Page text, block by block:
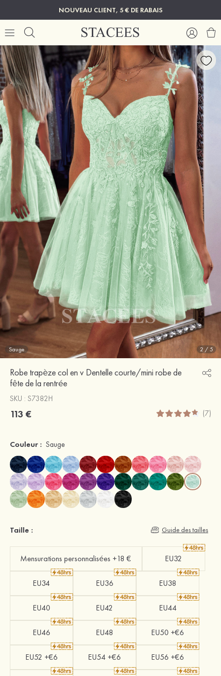
NOUVEAU CLIENT, 5 € DE RABAIS
Sauge 2 /5
Robe trapèze col en v Dentelle courte/mini robe de
fête de la rentrée
SKU : S7382H
113 € (7)
Couleur : Sauge
Taille : Guide des tailles
Mensurations personnalisées +18 € EU32
EU34 EU36 EU38
EU40 EU42 EU44
EU46 EU48 EU50 +€6
EU52 +€6 EU54 +€6 EU56 +€6